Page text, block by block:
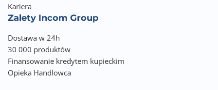
Kariera
Zalety Incom Group
Dostawa w 24h
30 000 produktów
Finansowanie kredytem kupieckim
Opieka Handlowca